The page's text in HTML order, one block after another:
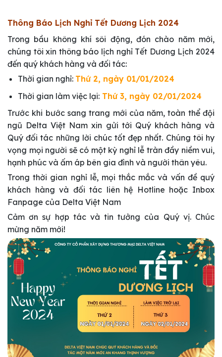
Thông Báo Lịch Nghỉ Tết Dương Lịch 2024
Trong bầu không khí sôi động, đón chào năm mới,
chúng tôi xin thông báo lịch nghỉ Tết Dương Lịch 2024
đến quý khách hàng và đối tác:
Thời gian nghỉ: Thứ 2, ngày 01/01/2024
Thời gian làm việc lại:Thứ 3, ngày 02/01/2024
Trước khi bước sang trang mới của năm, toàn thể đội
ngũ Delta Việt Nam xin gửi tới Quý khách hàng và
Quý đối tác những lời chúc tốt đẹp nhất. Chúng tôi hy
vọng mọi người sẽ có một kỳ nghỉ lễ tràn đầy niềm vui,
hạnh phúc và ấm áp bên gia đình và người thân yêu.
Trong thời gian nghỉ lễ, mọi thắc mắc và vấn đề quý
khách hàng và đối tác liên hệ Hotline hoặc Inbox
Fanpage của Delta Việt Nam
Cảm ơn sự hợp tác và tin tưởng của Quý vị. Chúc
mừng năm mới!